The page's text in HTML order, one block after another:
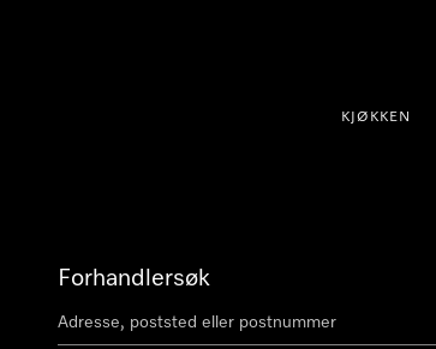
KJØKKEN
Forhandlersøk